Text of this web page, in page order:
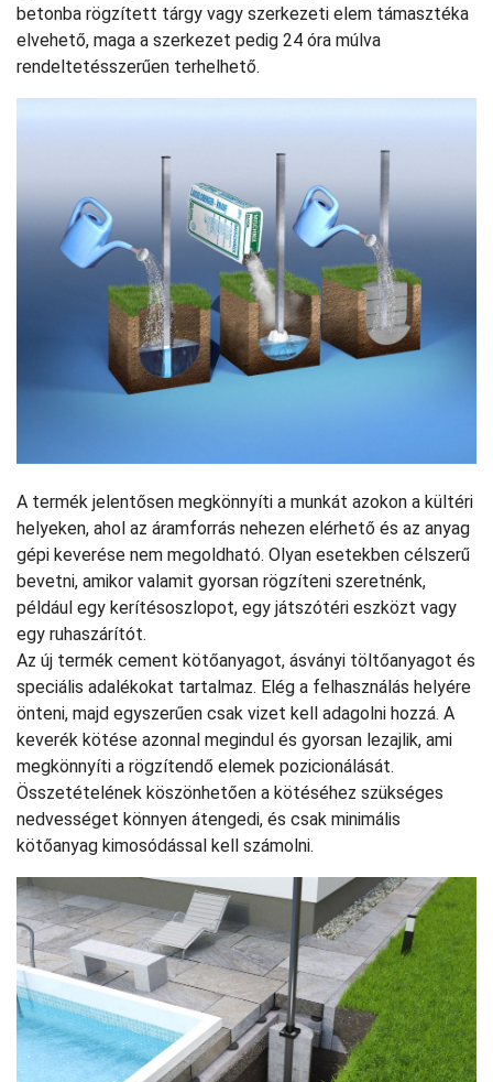
betonba rögzített tárgy vagy szerkezeti elem támasztéka
elvehető, maga a szerkezet pedig 24 óra múlva
rendeltetésszerűen terhelhető.
A termék jelentősen megkönnyíti a munkát azokon a kültéri
helyeken, ahol az áramforrás nehezen elérhető és az anyag
gépi keverése nem megoldható. Olyan esetekben célszerű
bevetni, amikor valamit gyorsan rögzíteni szeretnénk,
például egy kerítésoszlopot, egy játszótéri eszközt vagy
egy ruhaszárítót.
Az új termék cement kötőanyagot, ásványi töltőanyagot és
speciális adalékokat tartalmaz. Elég a felhasználás helyére
önteni, majd egyszerűen csak vizet kell adagolni hozzá. A
keverék kötése azonnal megindul és gyorsan lezajlik, ami
megkönnyíti a rögzítendő elemek pozicionálását.
Összetételének köszönhetően a kötéséhez szükséges
nedvességet könnyen átengedi, és csak minimális
kötőanyag kimosódással kell számolni.